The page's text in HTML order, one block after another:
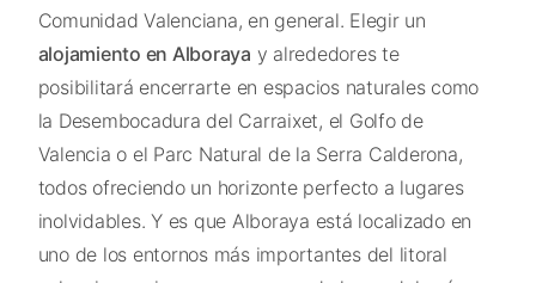
Comunidad Valenciana, en general. Elegir un
alojamiento en Alboraya y alrededores te
posibilitará encerrarte en espacios naturales como
la Desembocadura del Carraixet, el Golfo de
Valencia o el Parc Natural de la Serra Calderona,
todos ofreciendo un horizonte perfecto a lugares
inolvidables. Y es que Alboraya está localizado en
uno de los entornos más importantes del litoral